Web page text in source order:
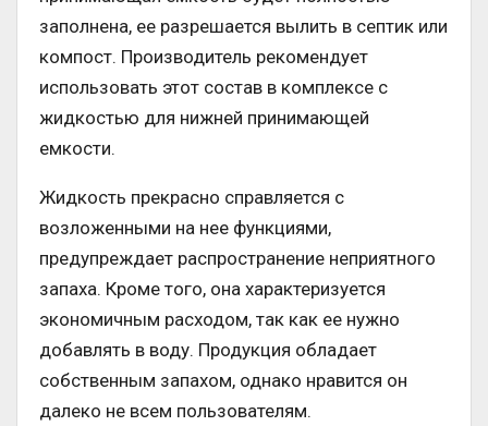
заполнена, ее разрешается вылить в септик или
компост. Производитель рекомендует
использовать этот состав в комплексе с
жидкостью для нижней принимающей
емкости.
Жидкость прекрасно справляется с
возложенными на нее функциями,
предупреждает распространение неприятного
запаха. Кроме того, она характеризуется
экономичным расходом, так как ее нужно
добавлять в воду. Продукция обладает
собственным запахом, однако нравится он
далеко не всем пользователям.